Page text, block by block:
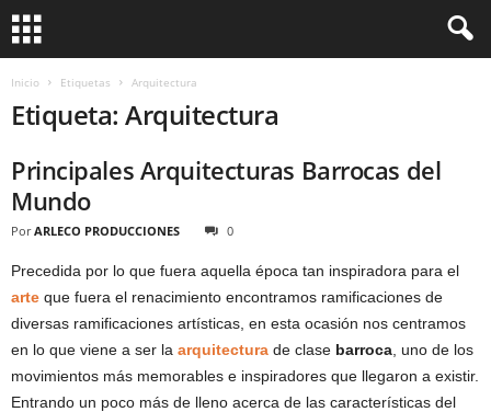
Inicio Etiquetas Arquitectura
Etiqueta: Arquitectura
Principales Arquitecturas Barrocas del
Mundo
Por ARLECO PRODUCCIONES 0
Precedida por lo que fuera aquella época tan inspiradora para el
arte que fuera el renacimiento encontramos ramificaciones de
diversas ramificaciones artísticas, en esta ocasión nos centramos
en lo que viene a ser la arquitectura de clase barroca , uno de los
movimientos más memorables e inspiradores que llegaron a existir.
Entrando un poco más de lleno acerca de las características del